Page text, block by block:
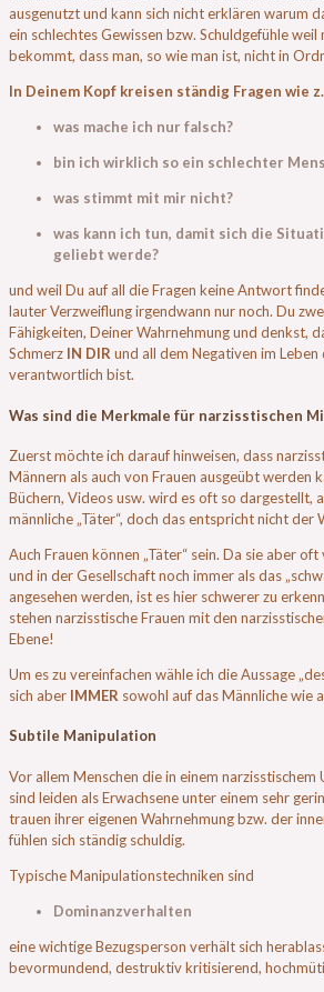
ausgenutzt und kann sich nicht erklären warum
ein schlechtes Gewissen bzw. Schuldgefühle
bekommt, dass man, so wie man ist, nicht in
In Deinem Kopf kreisen ständig Fragen wie
was mache ich nur falsch?
bin ich wirklich so ein schlechter
was stimmt mit mir nicht?
was kann ich tun, damit sich die
geliebt werde?
und weil Du auf all die Fragen keine Antwort
lauter Verzweiflung irgendwann nur noch. Du
Fähigkeiten, Deiner Wahrnehmung und denkst,
Schmerz IN DIRund all dem Negativen im Leben
verantwortlich bist.
Was sind die Merkmale für narzisstischen
Zuerst möchte ich darauf hinweisen, dass
Männern als auch von Frauen ausgeübt werden
Büchern, Videos usw. wird es oft so dargestellt,
männliche „Täter“, doch das entspricht nicht der
Auch Frauen können „Täter“ sein. Da sie aber
und in der Gesellschaft noch immer als das
angesehen werden, ist es hier schwerer zu
stehen narzisstische Frauen mit den
Ebene!
Um es zu vereinfachen wähle ich die Aussage
sich aber IMMER sowohl auf das Männliche wie
Subtile Manipulation
Vor allem Menschen die in einem narzisstischem
sind leiden als Erwachsene unter einem sehr
trauen ihrer eigenen Wahrnehmung bzw. der
fühlen sich ständig schuldig.
Typische Manipulationstechniken sind
Dominanzverhalten
eine wichtige Bezugsperson verhält sich
bevormundend, destruktiv kritisierend,